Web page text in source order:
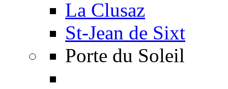
La Clusaz
St-Jean de Sixt
Porte du Soleil